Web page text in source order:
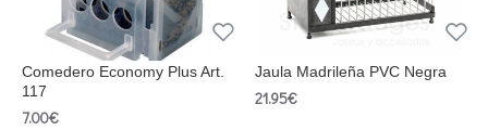
Comedero Economy Plus Art.
117
7.00€
Jaula Madrileña PVC Negra
21.95€